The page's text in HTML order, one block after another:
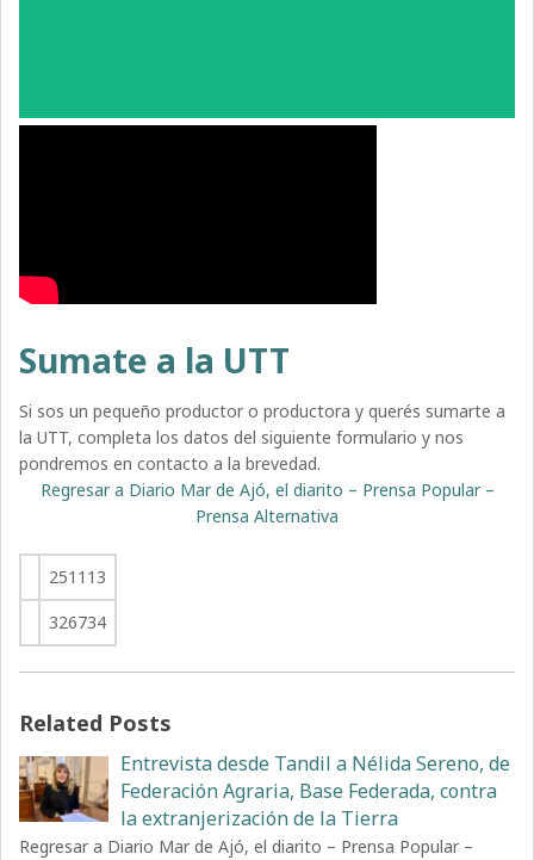
Sumate a la UTT
Si sos un pequeño productor o productora y querés sumarte a
la UTT, completa los datos del siguiente formulario y nos
pondremos en contacto a la brevedad.
Regresar a Diario Mar de Ajó, el diarito – Prensa Popular –
Prensa Alternativa
251113
326734
Related Posts
Entrevista desde Tandil a Nélida Sereno, de
Federación Agraria, Base Federada, contra
la extranjerización de la Tierra
Regresar a Diario Mar de Ajó, el diarito – Prensa Popular –